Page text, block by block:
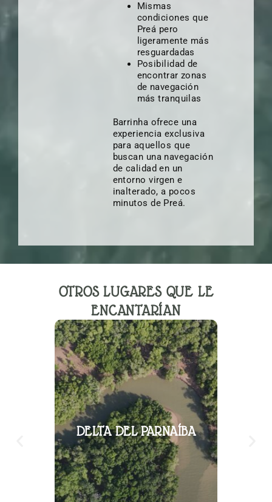
Mismas
condiciones que
Preá pero
ligeramente más
resguardadas
Posibilidad de
encontrar zonas
de navegación
más tranquilas
Barrinha ofrece una
experiencia exclusiva
para aquellos que
buscan una navegación
de calidad en un
entorno virgen e
inalterado, a pocos
minutos de Preá.
OTROS LUGARES QUE LE
ENCANTARÍAN
DELTA DEL PARNAÍBA